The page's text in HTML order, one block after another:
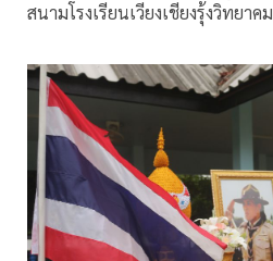
สนามโรงเรียนเวียงเชียงรุ้งวิทยาคม